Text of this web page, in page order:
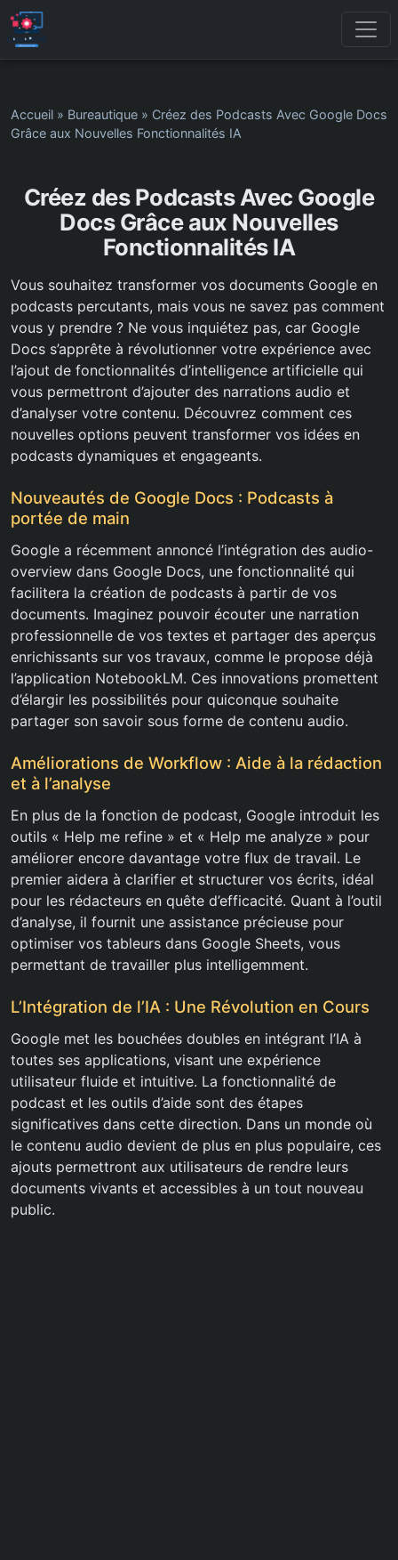
Accueil » Bureautique » Créez des Podcasts Avec Google Docs
Grâce aux Nouvelles Fonctionnalités IA
Créez des Podcasts Avec Google
Docs Grâce aux Nouvelles
Fonctionnalités IA
Vous souhaitez transformer vos documents Google en
podcasts percutants, mais vous ne savez pas comment
vous y prendre ? Ne vous inquiétez pas, car Google
Docs s’apprête à révolutionner votre expérience avec
l’ajout de fonctionnalités d’intelligence artificielle qui
vous permettront d’ajouter des narrations audio et
d’analyser votre contenu. Découvrez comment ces
nouvelles options peuvent transformer vos idées en
podcasts dynamiques et engageants.
Nouveautés de Google Docs : Podcasts à
portée de main
Google a récemment annoncé l’intégration des audio-
overview dans Google Docs, une fonctionnalité qui
facilitera la création de podcasts à partir de vos
documents. Imaginez pouvoir écouter une narration
professionnelle de vos textes et partager des aperçus
enrichissants sur vos travaux, comme le propose déjà
l’application NotebookLM. Ces innovations promettent
d’élargir les possibilités pour quiconque souhaite
partager son savoir sous forme de contenu audio.
Améliorations de Workflow : Aide à la rédaction
et à l’analyse
En plus de la fonction de podcast, Google introduit les
outils « Help me refine » et « Help me analyze » pour
améliorer encore davantage votre flux de travail. Le
premier aidera à clarifier et structurer vos écrits, idéal
pour les rédacteurs en quête d’efficacité. Quant à l’outil
d’analyse, il fournit une assistance précieuse pour
optimiser vos tableurs dans Google Sheets, vous
permettant de travailler plus intelligemment.
L’Intégration de l’IA : Une Révolution en Cours
Google met les bouchées doubles en intégrant l’IA à
toutes ses applications, visant une expérience
utilisateur fluide et intuitive. La fonctionnalité de
podcast et les outils d’aide sont des étapes
significatives dans cette direction. Dans un monde où
le contenu audio devient de plus en plus populaire, ces
ajouts permettront aux utilisateurs de rendre leurs
documents vivants et accessibles à un tout nouveau
public.